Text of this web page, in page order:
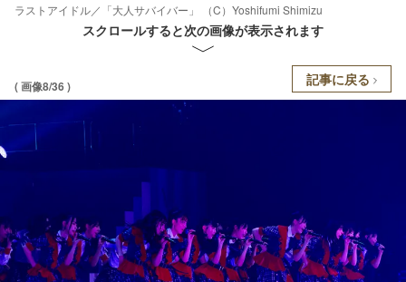
ラストアイドル／「大人サバイバー」 （C）Yoshifumi Shimizu
スクロールすると次の画像が表示されます
( 画像8/36 ) 記事に戻る